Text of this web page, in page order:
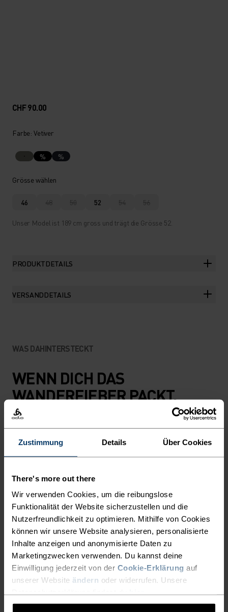
Zustimmung Details Über Cookies
There's more out there
Wir verwenden Cookies, um die reibungslose
Funktionalität der Website sicherzustellen und die
Nutzerfreundlichkeit zu optimieren. Mithilfe von Cookies
können wir unsere Website analysieren, personalisierte
Inhalte anzeigen und anonymisierte Daten zu
Marketingzwecken verwenden. Du kannst deine
Einwilligung jederzeit von der Cookie-Erklärung auf
unserer Website ändern oder widerrufen. Unsere
CHF 90.00
Farbe: Vetiver
% %
Grösse wählen
46 48 50 52 54 56
Unser Model ist 189 cm gross und trägt die Grösse 52.
PRODUKTDETAILS
VERSANDDETAILS
WAS DAHINTERSTECKT
WENN DICH DAS
WANDERFIEBER PACKT.
Die Essentials Wanderhose besteht aus teilweise
recyceltem, wasserfestem Material und eignet
sich hervorragend für Wanderungen,
superleichte und besonders dehnbare Hose wirst
du im Sommer nicht mehr missen wollen. In dem
breiten Bund verbirgt sich ein Kordelzug, damit
nichts rutscht. Und wenn dich ein Schauer
überrascht? Keine Sorge: Das Aussenmaterial
aus 95 Prozent recyceltem Polyamid ist mit einer
CO-DWR-Imprägnierung versehen, an der
leichter Regen einfach abperlt. Eingrifftaschen
und ein dezentes, farblich abgestimmtes Logo
runden den Look ab. Wanderhose mit Athletic-Fit